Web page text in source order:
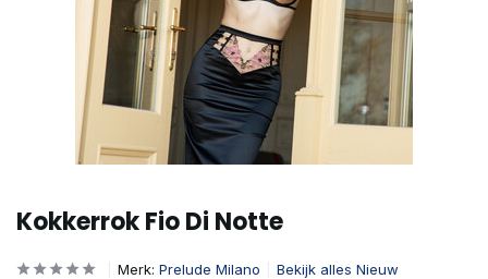
Kokkerrok Fio Di Notte
Merk: Prelude Milano Bekijk alles Nieuw